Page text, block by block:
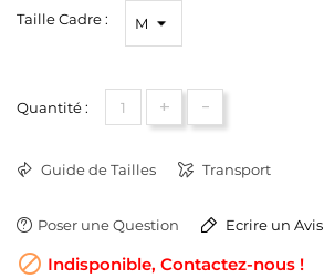
Taille Cadre :
Quantité : + -
Guide de Tailles Transport
Poser une Question Ecrire un Avis
 Indisponible, Contactez-nous !